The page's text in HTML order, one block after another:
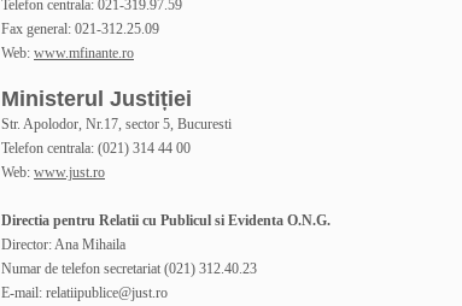
Telefon centrala: 021-319.97.59
Fax general: 021-312.25.09
Web: www.mfinante.ro
Ministerul Justiției
Str. Apolodor, Nr.17, sector 5, Bucuresti
Telefon centrala: (021) 314 44 00
Web: www.just.ro
Directia pentru Relatii cu Publicul si Evidenta O.N.G.
Director: Ana Mihaila
Numar de telefon secretariat (021) 312.40.23
E-mail: relatiipublice@just.ro